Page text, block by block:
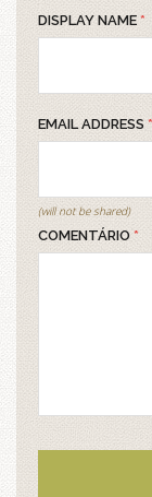
DISPLAY NAME *
EMAIL ADDRESS *
(will not be shared)
COMENTÁRIO *